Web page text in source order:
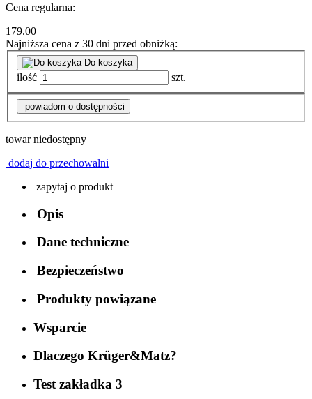
Cena regularna:
179.00
Najniższa cena z 30 dni przed obniżką:
Do koszyka
ilość szt.
powiadom o dostępności
towar niedostępny
dodaj do przechowalni
zapytaj o produkt
Opis
Dane techniczne
Bezpieczeństwo
Produkty powiązane
Wsparcie
Dlaczego Krüger&Matz?
Test zakładka 3